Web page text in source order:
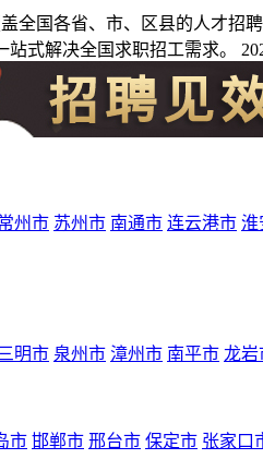
全国各省、市、区县的人才
式解决全国求职招工需求。
州市 苏州市 南通市 连云港市 淮
三明市 泉州市 漳州市 南平市 龙岩
市 邯郸市 邢台市 保定市 张家口